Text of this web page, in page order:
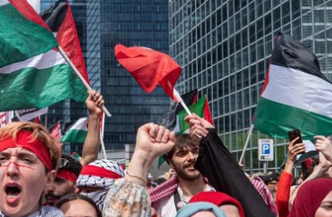
лінія», тоді як організатори заявили про
солідарності» з
в Секторі Гази. Як зауважує VRT, акція
маршу 2019 року.